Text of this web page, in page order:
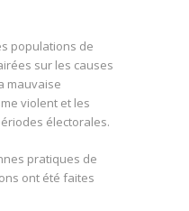
populations de
sur les causes
mauvaise
violent et les
électorales.
pratiques de
ont été faites